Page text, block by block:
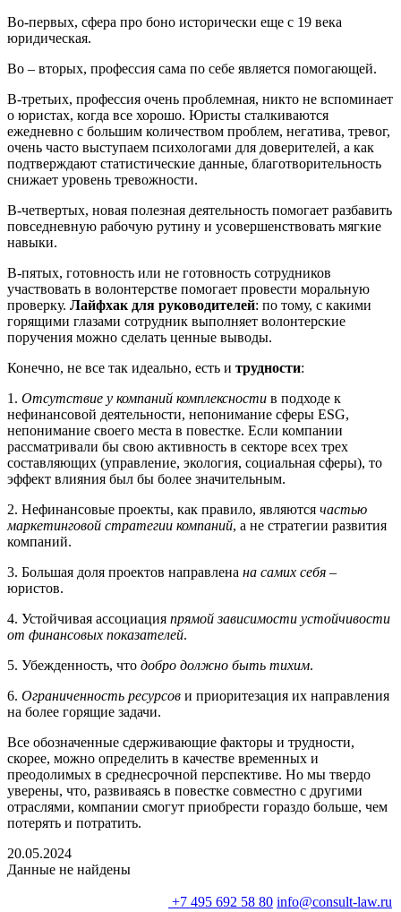
Во-первых, сфера про боно исторически еще с 19 века
юридическая.
Во – вторых, профессия сама по себе является помогающей.
В-третьих, профессия очень проблемная, никто не вспоминает
о юристах, когда все хорошо. Юристы сталкиваются
ежедневно с большим количеством проблем, негатива, тревог,
очень часто выступаем психологами для доверителей, а как
подтверждают статистические данные, благотворительность
снижает уровень тревожности.
В-четвертых, новая полезная деятельность помогает разбавить
повседневную рабочую рутину и усовершенствовать мягкие
навыки.
В-пятых, готовность или не готовность сотрудников
участвовать в волонтерстве помогает провести моральную
проверку. Лайфхак для руководителей: по тому, с какими
горящими глазами сотрудник выполняет волонтерские
поручения можно сделать ценные выводы.
Конечно, не все так идеально, есть и трудности:
1. Отсутствие у компаний комплексности в подходе к
нефинансовой деятельности, непонимание сферы ESG,
непонимание своего места в повестке. Если компании
рассматривали бы свою активность в секторе всех трех
составляющих (управление, экология, социальная сферы), то
эффект влияния был бы более значительным.
2. Нефинансовые проекты, как правило, являются частью
маркетинговой стратегии компаний, а не стратегии развития
компаний.
3. Большая доля проектов направлена на самих себя –
юристов.
4. Устойчивая ассоциация прямой зависимости устойчивости
от финансовых показателей.
5. Убежденность, что добро должно быть тихим.
6. Ограниченность ресурсов и приоритезация их направления
на более горящие задачи.
Все обозначенные сдерживающие факторы и трудности,
скорее, можно определить в качестве временных и
преодолимых в среднесрочной перспективе. Но мы твердо
уверены, что, развиваясь в повестке совместно с другими
отраслями, компании смогут приобрести гораздо больше, чем
потерять и потратить.
20.05.2024
Данные не найдены
+7 495 692 58 80 info@consult-law.ru